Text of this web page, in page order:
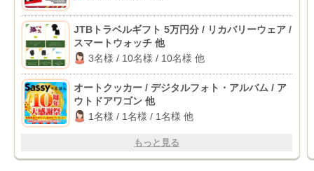
JTBトラベルギフト 5万円分 / リカバリーウェア /
スマートウォッチ 他
3名様 / 10名様 / 10名様 他
オートクッカー / デジタルフォト・アルバム / ア
ウトドアワゴン 他
1名様 / 1名様 / 1名様 他
もっと見る